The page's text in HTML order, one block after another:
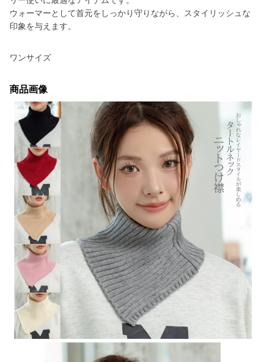
ウォーマーとして首元をしっかり守りながら、スタイリッシュな
印象を与えます。
ワンサイズ
商品画像